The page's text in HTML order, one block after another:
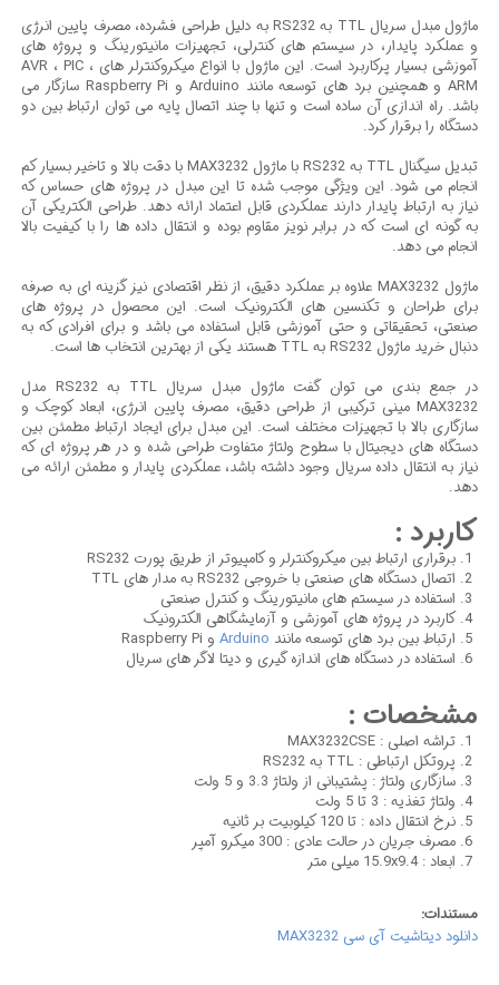
ماژول مبدل سریال TTL به RS232 به دلیل طراحی فشرده، مصرف پایین انرژی
و عملکرد پایدار، در سیستم های کنترلی، تجهیزات مانیتورینگ و پروژه های
آموزشی بسیار پرکاربرد است. این ماژول با انواع میکروکنترلر های AVR ، PIC ،
ARM و همچنین برد های توسعه مانند Arduino و Raspberry Pi سازگار می
باشد. راه اندازی آن ساده است و تنها با چند اتصال پایه می توان ارتباط بین دو
دستگاه را برقرار کرد.
تبدیل سیگنال TTL به RS232 با ماژول MAX3232 با دقت بالا و تاخیر بسیار کم
انجام می شود. این ویژگی موجب شده تا این مبدل در پروژه های حساس که
نیاز به ارتباط پایدار دارند عملکردی قابل اعتماد ارائه دهد. طراحی الکتریکی آن
به گونه ای است که در برابر نویز مقاوم بوده و انتقال داده ها را با کیفیت بالا
انجام می دهد.
ماژول MAX3232 علاوه بر عملکرد دقیق، از نظر اقتصادی نیز گزینه ای به صرفه
برای طراحان و تکنسین های الکترونیک است. این محصول در پروژه های
صنعتی، تحقیقاتی و حتی آموزشی قابل استفاده می باشد و برای افرادی که به
دنبال خرید ماژول RS232 به TTL هستند یکی از بهترین انتخاب ها است.
در جمع بندی می توان گفت ماژول مبدل سریال TTL به RS232 مدل
MAX3232 مینی ترکیبی از طراحی دقیق، مصرف پایین انرژی، ابعاد کوچک و
سازگاری بالا با تجهیزات مختلف است. این مبدل برای ایجاد ارتباط مطمئن بین
دستگاه های دیجیتال با سطوح ولتاژ متفاوت طراحی شده و در هر پروژه ای که
نیاز به انتقال داده سریال وجود داشته باشد، عملکردی پایدار و مطمئن ارائه می
دهد.
کاربرد :
برقراری ارتباط بین میکروکنترلر و کامپیوتر از طریق پورت RS232
اتصال دستگاه های صنعتی با خروجی RS232 به مدار های TTL
استفاده در سیستم های مانیتورینگ و کنترل صنعتی
کاربرد در پروژه های آموزشی و آزمایشگاهی الکترونیک
ارتباط بین برد های توسعه مانند Arduino و Raspberry Pi
استفاده در دستگاه های اندازه گیری و دیتا لاگر های سریال
مشخصات :
تراشه اصلی : MAX3232CSE
پروتکل ارتباطی : TTL به RS232
سازگاری ولتاژ : پشتیبانی از ولتاژ 3.3 و 5 ولت
ولتاژ تغذیه : 3 تا 5 ولت
نرخ انتقال داده : تا 120 کیلوبیت بر ثانیه
مصرف جریان در حالت عادی : 300 میکرو آمپر
ابعاد : 15.9x9.4 میلی متر
مستندات:
دانلود دیتاشیت آی سی MAX3232